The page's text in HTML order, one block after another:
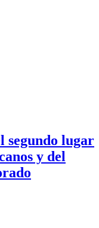
segundo lugar
y del